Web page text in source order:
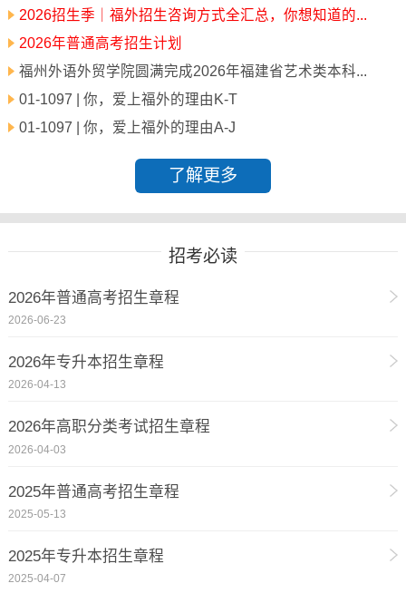
2026招生季｜福外招生咨询方式全汇总，你想知道的...
2026年普通高考招生计划
福州外语外贸学院圆满完成2026年福建省艺术类本科...
01-1097 | 你，爱上福外的理由K-T
01-1097 | 你，爱上福外的理由A-J
了解更多
招考必读
2026年普通高考招生章程
2026-06-23
2026年专升本招生章程
2026-04-13
2026年高职分类考试招生章程
2026-04-03
2025年普通高考招生章程
2025-05-13
2025年专升本招生章程
2025-04-07